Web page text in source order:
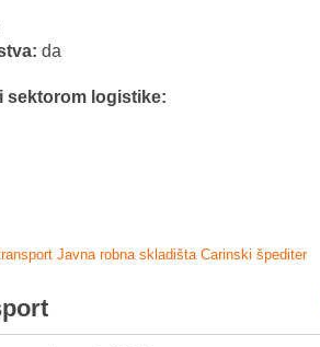
da
sektorom logistike:
Javna robna skladišta Carinski špediter